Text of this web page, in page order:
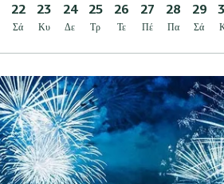
22
Σά
23
Κυ
24
Δε
25
Τρ
26
Τε
27
Πέ
28
Πα
29
Σά